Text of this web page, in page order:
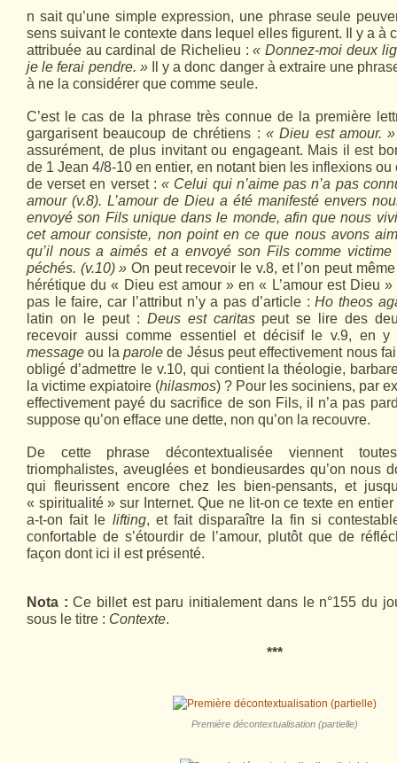
n sait qu’une simple expression, une phrase seule
sens suivant le contexte dans lequel elles figurent. Il y a à
attribuée au cardinal de Richelieu :« Donnez-moi deux
je le ferai pendre. »Il y a donc danger à extraire une
à ne la considérer que comme seule.
C’est le cas de la phrase très connue de la première
gargarisent beaucoup de chrétiens : « Dieu est amour. »
assurément, de plus invitant ou engageant. Mais il est
de 1 Jean 4/8-10 en entier, en notant bien les inflexions ou
de verset en verset :« Celui qui n’aime pas n’a pas
amour (v.8). L’amour de Dieu a été manifesté envers
envoyé son Fils unique dans le monde, afin que nous
cet amour consiste, non point en ce que nous avons
qu’il nous a aimés et a envoyé son Fils comme
péchés. (v.10) » On peut recevoir le v.8, et l’on peut
hérétique du « Dieu est amour » en « L’amour est Dieu
pas le faire, car l’attribut n’y a pas d’article :Ho theos
latin on le peut : Deus est caritas peut se lire des
recevoir aussi comme essentiel et décisif le v.9, en y
message ou la parole de Jésus peut effectivement nous
obligé d’admettre le v.10, qui contient la théologie,
la victime expiatoire (hilasmos) ? Pour les sociniens, par
effectivement payé du sacrifice de son Fils, il n’a pas
suppose qu’on efface une dette, non qu’on la recouvre.
De cette phrase décontextualisée viennent
triomphalistes, aveuglées et bondieusardes qu’on nous
qui fleurissent encore chez les bien-pensants, et
« spiritualité » sur Internet. Que ne lit-on ce texte en entier
a-t-on fait le lifting, et fait disparaître la fin si
confortable de s’étourdir de l’amour, plutôt que de
façon dont ici il est présenté.
Nota :Ce billet est paru initialement dans le n°155 du
sous le titre : Contexte.
***
Première décontextualisation (partielle)